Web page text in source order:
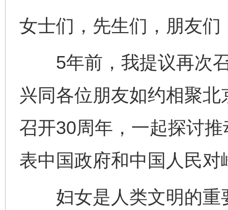
女士们，先生们，朋友们
5年前，我提议再次召
兴同各位朋友如约相聚
召开30周年，一起探讨
表中国政府和中国人民
妇女是人类文明的重